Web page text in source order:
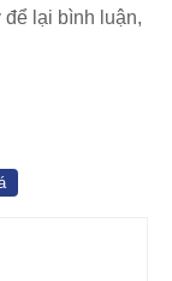
để lại bình luận,